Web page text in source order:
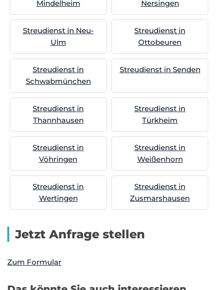
Mindelheim
Nersingen
Streudienst in Neu-
Ulm
Streudienst in
Ottobeuren
Streudienst in
Schwabmünchen
Streudienst in Senden
Streudienst in
Thannhausen
Streudienst in
Türkheim
Streudienst in
Vöhringen
Streudienst in
Weißenhorn
Streudienst in
Wertingen
Streudienst in
Zusmarshausen
Jetzt Anfrage stellen
Zum Formular